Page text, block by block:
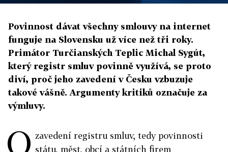
Povinnost dávat všechny smlouvy na internet
funguje na Slovensku už více než tři roky.
Primátor Turčianských Teplic Michal Sygút,
který registr smluv povinně využívá, se proto
diví, proč jeho zavedení v Česku vzbuzuje
takové vášně. Argumenty kritiků označuje za
výmluvy.
O zavedení registru smluv, tedy povinnosti
státu, měst, obcí a státních firem